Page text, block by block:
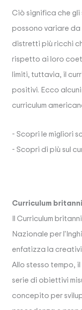
Ciò significa che
possono variare da
distretti più ricchi
rispetto ai loro
limiti, tuttavia, il
positivi. Ecco
curriculum
- Scopri le migliori
- Scopri di più sul
Curriculum
Il Curriculum
Nazionale per
enfatizza la
Allo stesso tempo,
serie di obiettivi
concepito per